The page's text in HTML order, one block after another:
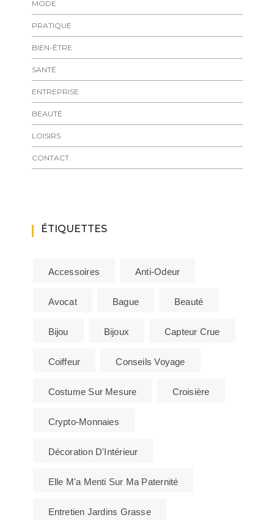
MODE
PRATIQUE
BIEN-ÊTRE
SANTÉ
ENTREPRISE
BEAUTÉ
LOISIRS
CONTACT
ÉTIQUETTES
Accessoires Anti-Odeur
Avocat Bague Beauté
Bijou Bijoux Capteur Crue
Coiffeur Conseils Voyage
Costume Sur Mesure Croisière
Crypto-Monnaies
Décoration D'Intérieur
Elle M'a Menti Sur Ma Paternité
Entretien Jardins Grasse